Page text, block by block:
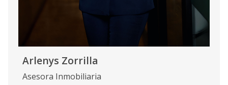
Arlenys Zorrilla
Asesora Inmobiliaria